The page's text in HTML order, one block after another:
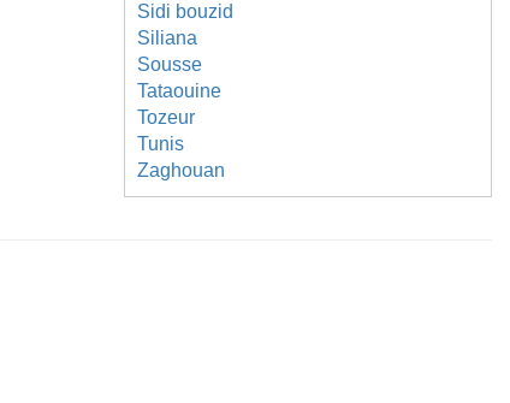
Sidi bouzid
Siliana
Sousse
Tataouine
Tozeur
Tunis
Zaghouan